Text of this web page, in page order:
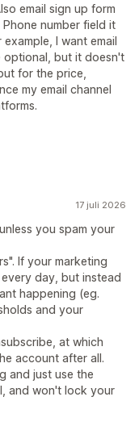
email sign up form
number field it
I want email
optional, but it doesn't
for the price,
my email channel
17 juli 2026
you spam your
If your marketing
day, but instead
happening (eg.
and your
at which
account after all.
and just use the
and won't lock your